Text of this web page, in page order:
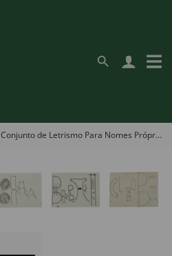
Conjunto de Letrismo Para Nomes Próprios (Barbara, Cleube)